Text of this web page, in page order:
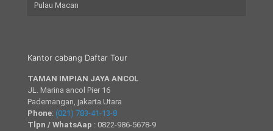
Pulau Macan
Kantor cabang Daftar Tour
TAMAN IMPIAN JAYA ANCOL
JL. Marina ancol Pier 16
Pademangan, jakarta Utara
Phone: (021) 783-41-13-8
Tlpn / WhatsAap : 0822-986-5678-9